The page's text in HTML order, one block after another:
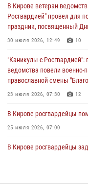
магазина
02 августа 2026, 07:00
1 августа – День дежурной
01 августа 2026, 09:39
В Кирове ветеран
Росгвардией" провел для
праздник, посвященный
30 июля 2026, 12:49 10
"Каникулы с
ведомства повели военно-
православной смены
23 июля 2026, 07:30 12
В Кирове росгвардейцы
25 июля 2026, 07:00
В Кирове росгвардейцы